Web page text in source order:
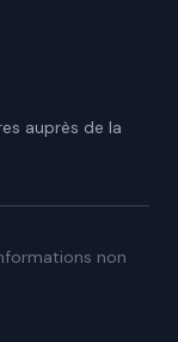
auprès de la
non